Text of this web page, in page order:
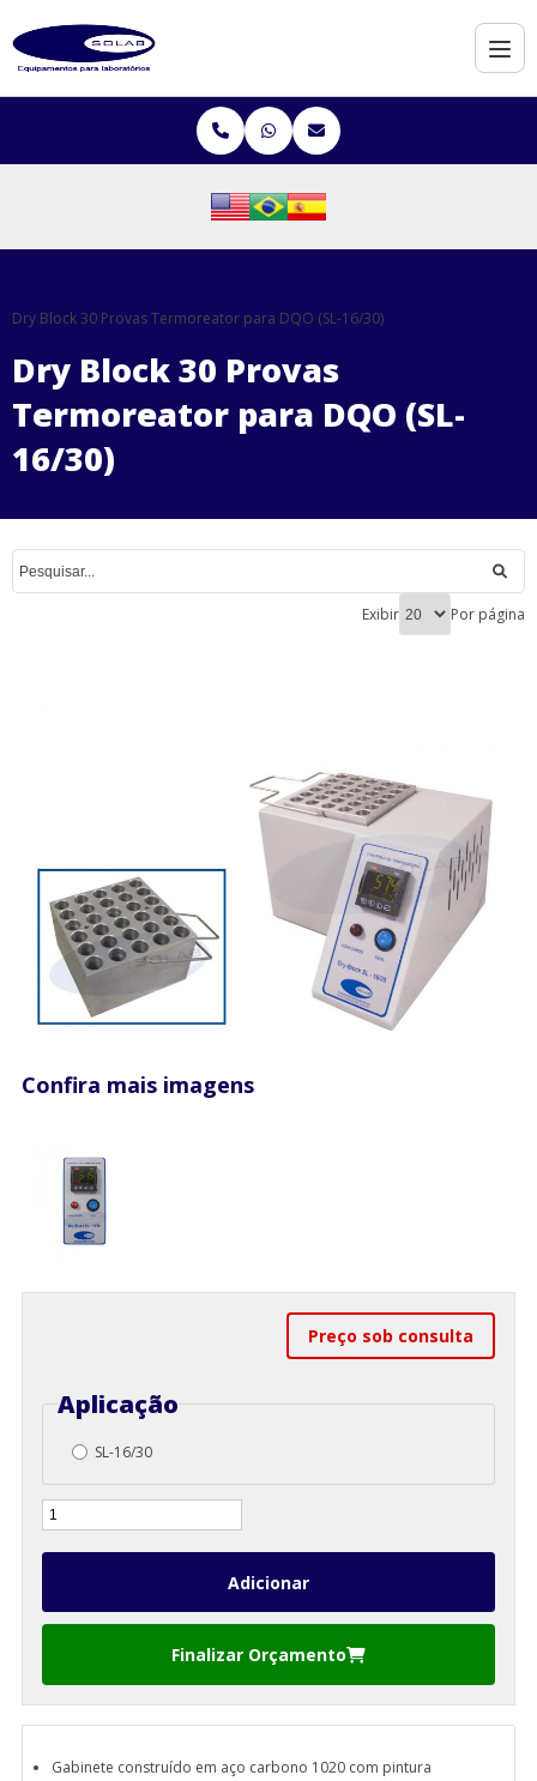
Dry Block 30 Provas Termoreator para DQO (SL-16/30)
Dry Block 30 Provas
Termoreator para DQO (SL-
16/30)
Exibir Por página
Confira mais imagens
Preço sob consulta
Aplicação
SL-16/30
Finalizar Orçamento
Gabinete construído em aço carbono 1020 com pintura